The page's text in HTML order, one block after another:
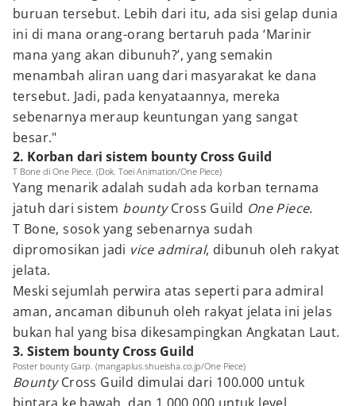
buruan tersebut. Lebih dari itu, ada sisi gelap dunia
ini di mana orang-orang bertaruh pada ‘Marinir
mana yang akan dibunuh?’, yang semakin
menambah aliran uang dari masyarakat ke dana
tersebut. Jadi, pada kenyataannya, mereka
sebenarnya meraup keuntungan yang sangat
besar."
2. Korban dari sistem bounty Cross Guild
T Bone di One Piece. (Dok. Toei Animation/One Piece)
Yang menarik adalah sudah ada korban ternama
jatuh dari sistem bountyCross Guild One Piece.
T Bone, sosok yang sebenarnya sudah
dipromosikan jadi vice admiral, dibunuh oleh rakyat
jelata.
Meski sejumlah perwira atas seperti para admiral
aman, ancaman dibunuh oleh rakyat jelata ini jelas
bukan hal yang bisa dikesampingkan Angkatan Laut.
3. Sistem bounty Cross Guild
Poster bounty Garp. (mangaplus.shueisha.co.jp/One Piece)
BountyCross Guild dimulai dari 100.000 untuk